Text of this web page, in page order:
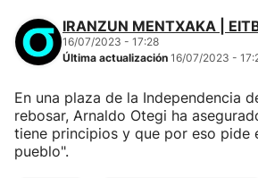
IRANZUN MENTXAKA |
16/07/2023 - 17:28
Última actualización 16/07/2023 -
En una plaza de la Independencia
rebosar, Arnaldo Otegi ha
tiene principios y que por eso pide
pueblo".